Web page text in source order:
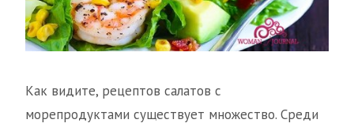
Как видите, рецептов салатов с
морепродуктами существует множество. Среди